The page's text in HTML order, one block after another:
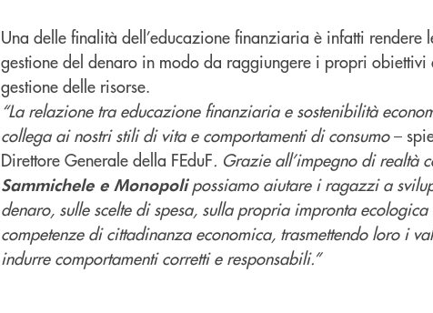
Una delle finalità dell’educazione finanziaria è infatti rendere
gestione del denaro in modo da raggiungere i propri
gestione delle risorse.
“La relazione tra educazione finanziaria e sostenibilità
collega ai nostri stili di vita e comportamenti di consumo–
Direttore Generale della FEduF. Grazie all’impegno di realtà
Sammichele e Monopolipossiamo aiutare i ragazzi a
denaro, sulle scelte di spesa, sulla propria impronta
competenze di cittadinanza economica, trasmettendo loro i
indurre comportamenti corretti e responsabili.”